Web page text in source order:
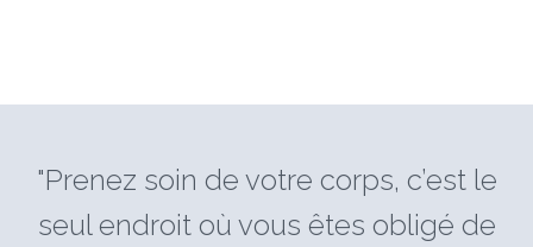
"Prenez soin de votre corps, c’est le
seul endroit où vous êtes obligé de